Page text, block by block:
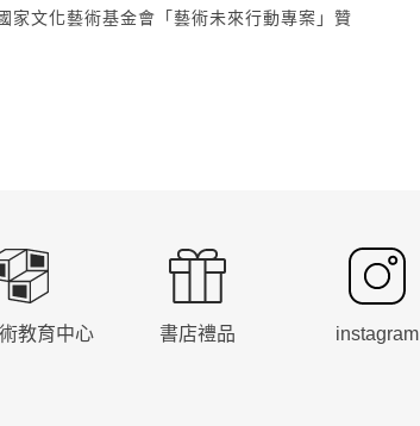
家文化藝術基金會「藝術未來行動專案」贊
教育中心 書店禮品 instagram